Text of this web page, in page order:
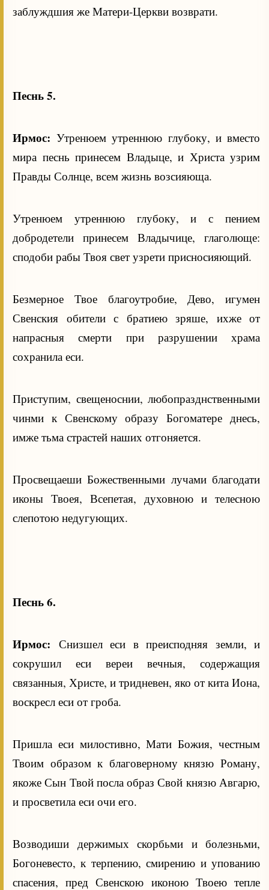
заблуждшия же Матери-Церкви возврати.
Песнь 5.
Ирмос:Утренюем утреннюю глубоку, и вместо
мира песнь принесем Владыце, и Христа узрим
Правды Солнце, всем жизнь возсияюща.
Утренюем утреннюю глубоку, и с пением
добродетели принесем Владычице, глаголюще:
сподоби рабы Твоя свет узрети присносияющий.
Безмерное Твое благоутробие, Дево, игумен
Свенския обители с братиею зряше, ихже от
напрасныя смерти при разрушении храма
сохранила еси.
Приступим, свещеноснии, любопразднственными
чинми к Свенскому образу Богоматере днесь,
имже тьма страстей наших отгоняется.
Просвещаеши Божественными лучами благодати
иконы Твоея, Всепетая, духовною и телесною
слепотою недугующих.
Песнь 6.
Ирмос: Снизшел еси в преисподняя земли, и
сокрушил еси вереи вечныя, содержащия
связанныя, Христе, и тридневен, яко от кита Иона,
воскресл еси от гроба.
Пришла еси милостивно, Мати Божия, честным
Твоим образом к благоверному князю Роману,
якоже Сын Твой посла образ Свой князю Авгарю,
и просветила еси очи его.
Возводиши держимых скорбьми и болезньми,
Богоневесто, к терпению, смирению и упованию
спасения, пред Свенскою иконою Твоею тепле